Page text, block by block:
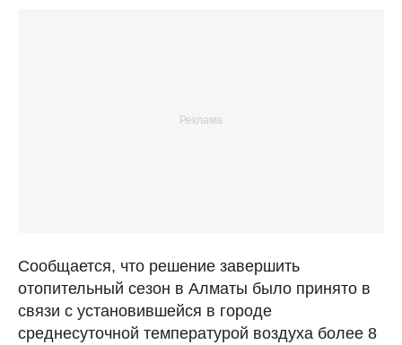
Сообщается, что решение завершить
отопительный сезон в Алматы было принято в
связи с установившейся в городе
среднесуточной температурой воздуха более 8